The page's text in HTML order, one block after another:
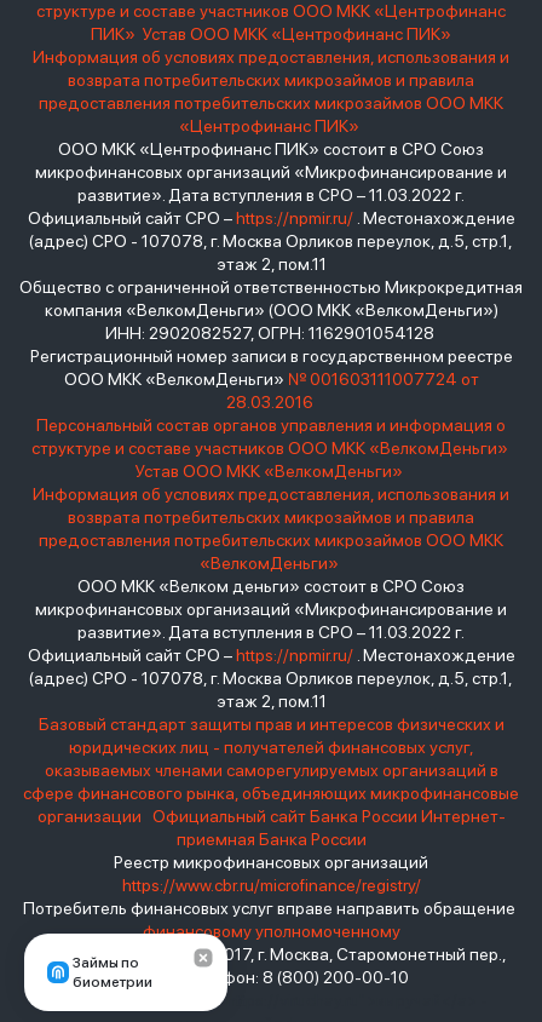
Займы по
биометрии
структуре и составе участников ООО МКК «Центрофинанс
ПИК» Устав ООО МКК «Центрофинанс ПИК»
Информация об условиях предоставления, использования и
возврата потребительских микрозаймов и правила
предоставления потребительских микрозаймов ООО МКК
«Центрофинанс ПИК»
ООО МКК «Центрофинанс ПИК» состоит в СРО Союз
микрофинансовых организаций «Микрофинансирование и
развитие». Дата вступления в СРО – 11.03.2022 г.
Официальный сайт СРО –https://npmir.ru/. Местонахождение
(адрес) СРО - 107078, г. Москва Орликов переулок, д.5, стр.1,
этаж 2, пом.11
Общество с ограниченной ответственностью Микрокредитная
компания «ВелкомДеньги» (ООО МКК «ВелкомДеньги»)
ИНН: 2902082527, ОГРН: 1162901054128
Регистрационный номер записи в государственном реестре
ООО МКК «ВелкомДеньги» № 001603111007724 от
28.03.2016
Персональный состав органов управления и информация о
структуре и составе участников ООО МКК «ВелкомДеньги»
Устав ООО МКК «ВелкомДеньги»
Информация об условиях предоставления, использования и
возврата потребительских микрозаймов и правила
предоставления потребительских микрозаймов ООО МКК
«ВелкомДеньги»
ООО МКК «Велком деньги» состоит в СРО Союз
микрофинансовых организаций «Микрофинансирование и
развитие». Дата вступления в СРО – 11.03.2022 г.
Официальный сайт СРО –https://npmir.ru/. Местонахождение
(адрес) СРО - 107078, г. Москва Орликов переулок, д.5, стр.1,
этаж 2, пом.11
Базовый стандарт защиты прав и интересов физических и
юридических лиц - получателей финансовых услуг,
оказываемых членами саморегулируемых организаций в
сфере финансового рынка, объединяющих микрофинансовые
организации
Официальный сайт Банка России Интернет-
приемная Банка России
Реестр микрофинансовых организаций
https://www.cbr.ru/microfinance/registry/
Потребитель финансовых услуг вправе направить обращение
финансовому уполномоченному
Место нахождения: 119017, г. Москва, Старомонетный пер.,
дом 3 Телефон: 8 (800) 200-00-10
взять займ - <a href="https://viruchay.ru">выручай</a> -